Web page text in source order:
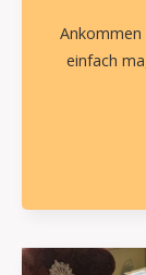
Ankommen
einfach